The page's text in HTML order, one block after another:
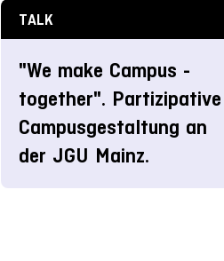
TALK
"We make Campus -
together". Partizipative
Campusgestaltung an
der JGU Mainz.